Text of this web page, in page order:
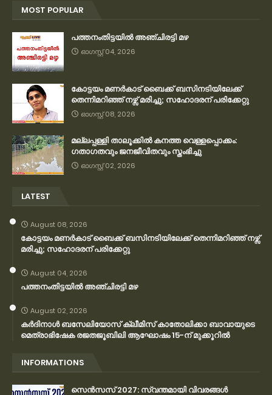
MOST POPULAR
പത്തനംതിട്ടയിൽ അഞ്ചിരട്ടി മഴ
ഓഗസ്റ്റ് 04, 2026
കോട്ടയം മണർകാട് ബൈക്ക് ബസിനടിയിലേക്ക്
തെന്നിമറിഞ്ഞ് നഴ്സ് മരിച്ചു; സഹോദരന് പരിക്കേറ്റു
ഓഗസ്റ്റ് 08, 2026
മല്ലപ്പള്ളി താലൂക്കിൽ കനത്ത വെള്ളപ്പൊക്കം:
ഗതാഗതവും ജനജീവിതവും സ്തംഭിച്ചു
ഓഗസ്റ്റ് 02, 2026
LATEST
August 08, 2026
കോട്ടയം മണർകാട് ബൈക്ക് ബസിനടിയിലേക്ക് തെന്നിമറിഞ്ഞ് നഴ്സ്
മരിച്ചു; സഹോദരന് പരിക്കേറ്റു
August 04, 2026
പത്തനംതിട്ടയിൽ അഞ്ചിരട്ടി മഴ
August 02, 2026
കര്‍ദിനാള്‍ ബസേലിയോസ് ക്ലീമിസ് കാതോലിക്കാ ബാവായുടെ
മെത്രാഭിഷേക രജതജൂബിലി ആഘോഷം 15-ന് മുക്കൂറില്‍
INFORMATIONS
സെന്‍സസ് 2027: സ്വന്തമായി വിവരങ്ങള്‍